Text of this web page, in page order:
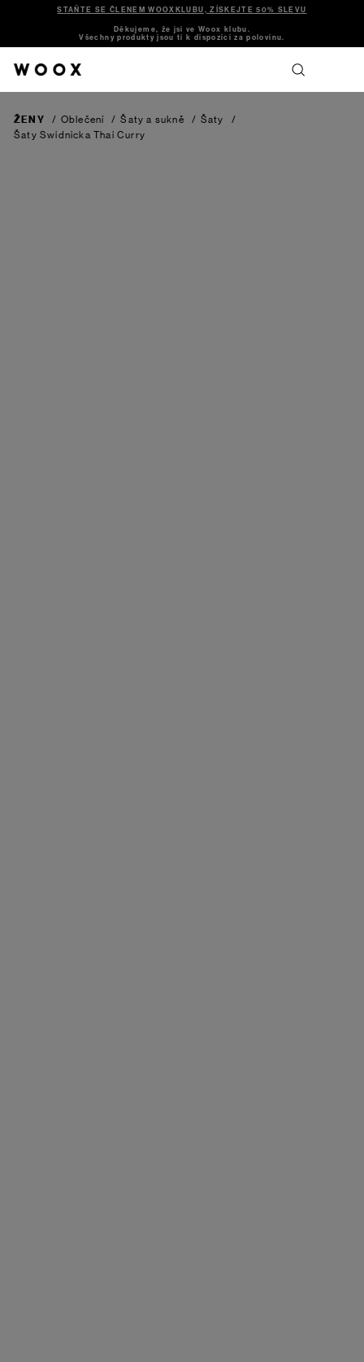
STAŇTE SE ČLENEM WOOXKLUBU, ZÍSKEJTE 50% SLEVU
Děkujeme, že jsi ve Woox klubu.
Všechny produkty jsou ti k dispozici za polovinu.
ŽENY / Oblečení / Šaty a sukně / Šaty
/
Šaty Swidnicka Thai Curry